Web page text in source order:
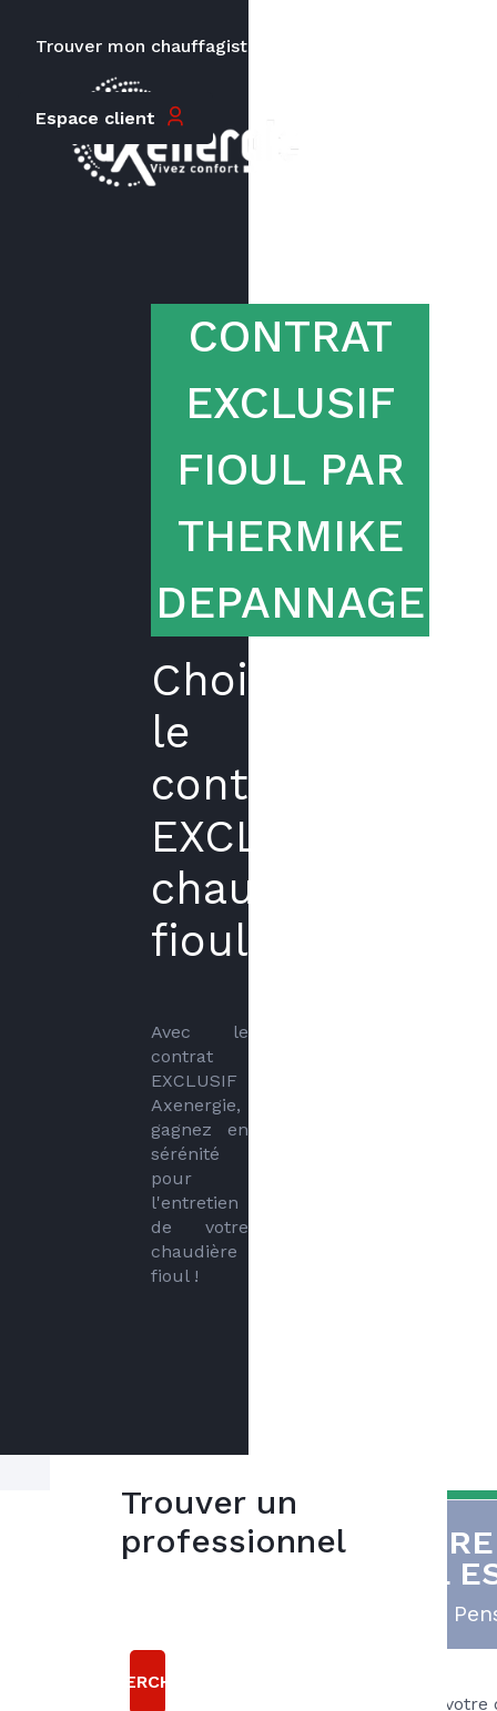
Trouver mon chauffagiste
Espace client
CONTRAT
EXCLUSIF
FIOUL PAR
THERMIKE
DEPANNAGE
Choisir
le
contrat
EXCLUSIF
chaudière
fioul
Avec le
contrat
EXCLUSIF
Axenergie,
gagnez en
sérénité
pour
l'entretien
de votre
chaudière
fioul !
Réalisez des
économies
matériel de
FIOUL
Vérifiez
Trouver un
professionnel
RECHERCHER
5
choisir le
contrat